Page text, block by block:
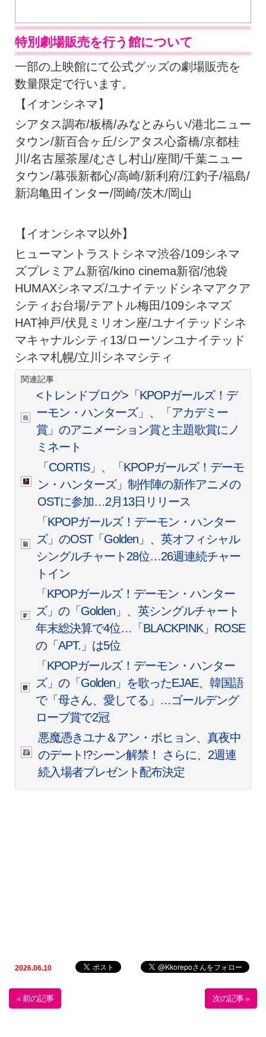
特別劇場販売を行う館について
一部の上映館にて公式グッズの劇場販売を
数量限定で行います。
【イオンシネマ】
シアタス調布/板橋/みなとみらい/港北ニュー
タウン/新百合ヶ丘/シアタス心斎橋/京都桂
川/名古屋茶屋/むさし村山/座間/千葉ニュー
タウン/幕張新都心/高崎/新利府/江釣子/福島/
新潟亀田インター/岡崎/茨木/岡山
【イオンシネマ以外】
ヒューマントラストシネマ渋谷/109シネマ
ズプレミアム新宿/kino cinema新宿/池袋
HUMAXシネマズ/ユナイテッドシネマアクア
シティお台場/テアトル梅田/109シネマズ
HAT神戸/伏見ミリオン座/ユナイテッドシネ
マキャナルシティ13/ローソンユナイテッド
シネマ札幌/立川シネマシティ
関連記事
<トレンドブログ>「KPOPガールズ！デ
ーモン・ハンターズ」、「アカデミー
賞」のアニメーション賞と主題歌賞にノ
ミネート
「CORTIS」、「KPOPガールズ！デーモ
ン・ハンターズ」制作陣の新作アニメの
OSTに参加…2月13日リリース
「KPOPガールズ！デーモン・ハンター
ズ」のOST「Golden」、英オフィシャル
シングルチャート28位…26週連続チャー
トイン
「KPOPガールズ！デーモン・ハンター
ズ」の「Golden」、英シングルチャート
年末総決算で4位…「BLACKPINK」ROSE
の「APT.」は5位
「KPOPガールズ！デーモン・ハンター
ズ」の「Golden」を歌ったEJAE、韓国語
で「母さん、愛してる」…ゴールデング
ローブ賞で2冠
悪魔憑きユナ＆アン・ボヒョン、真夜中
のデート!?シーン解禁！ さらに、2週連
続入場者プレゼント配布決定
2026.06.10
« 前の記事 次の記事 »